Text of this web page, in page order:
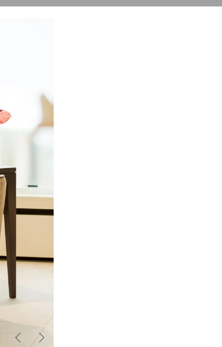
Zurück Weiter